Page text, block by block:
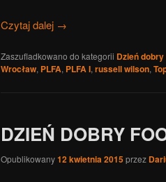
Czytaj dalej →
Zaszufladkowano do kategorii Dzień dobry
Wrocław, PLFA, PLFA I,russell wilson,
DZIEŃ DOBRY
Opublikowany12 kwietnia 2015przez